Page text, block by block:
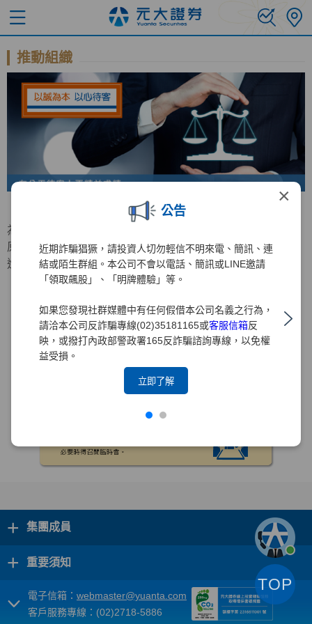
×
公告
近期詐騙猖獗，請投資人切勿輕信不明來電、簡訊、連
結或陌生群組。本公司不會以電話、簡訊或LINE邀請
「領取飆股」、「明牌體驗」等。
如果您發現社群媒體中有任何假借本公司名義之行為，
請洽本公司反詐騙專線(02)35181165或客服信箱反
映，或撥打內政部警政署165反詐騙諮詢專線，以免權
益受損。
立即了解
推動組織
為持續增進公平待客原則之推行，元大證券特成立公平待客
原則推行委員會，負責公平待客相關事務之規劃與檢討及精
進計畫之推動。
+ 集團成員
+ 重要須知
電子信箱： webmaster@yuanta.com
客戶服務專線：(02)2718-5886
TOP